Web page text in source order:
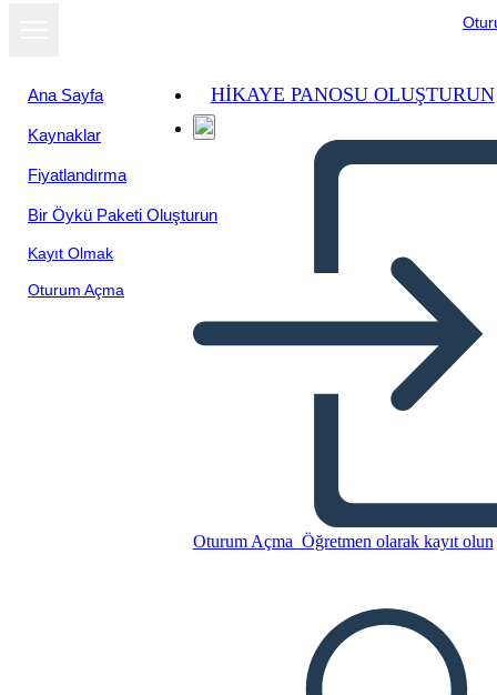
Ana Sayfa
Kaynaklar
Fiyatlandırma
Bir Öykü Paketi Oluşturun
Kayıt Olmak
Oturum Açma
HIKAYE PANOSU OLUŞTURUN
Oturum Açma Öğretmen olarak kayıt olun
Bu Öykü Panosunu kopyala
SLAYT GÖSTERİSİNİ OYNAT
BENİ OKU
Slayt gösterisi
olarak
görüntüle